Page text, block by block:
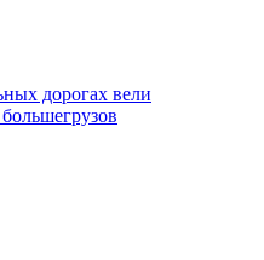
дорогах вели